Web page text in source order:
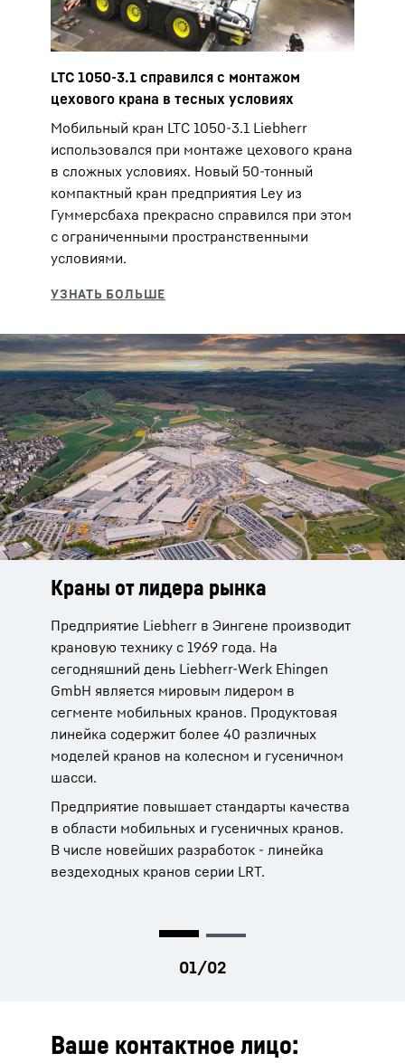
LTC 1050-3.1 справился с монтажом
цехового крана в тесных условиях
Мобильный кран LTC 1050-3.1 Liebherr
использовался при монтаже цехового крана
в сложных условиях. Новый 50-тонный
компактный кран предприятия Ley из
Гуммерсбаха прекрасно справился при этом
с ограниченными пространственными
условиями.
Краны от лидера рынка
Предприятие Liebherr в Эингене производит
крановую технику с 1969 года. На
сегодняшний день Liebherr-Werk Ehingen
GmbH является мировым лидером в
сегменте мобильных кранов. Продуктовая
линейка содержит более 40 различных
моделей кранов на колесном и гусеничном
шасси.
Предприятие повышает стандарты качества
в области мобильных и гусеничных кранов.
В числе новейших разработок - линейка
вездеходных кранов серии LRT.
Сервис по всему миру прямо от
Краны Liebherr надежны в работе. Но если
вам потребуется помощь специалистов, вы
можете положиться на нашу
международную сервисную сеть, которая
охватывает более 80 городов в 35 странах.
Первые сервисные центры были основаны
70 лет назад, в 1949 году.
Более 95% запасных частей могут поступить
к заказчику в течении суток, что сокращает
простои техники и значительно упрощает
работу.
Ваше контактное лицо: